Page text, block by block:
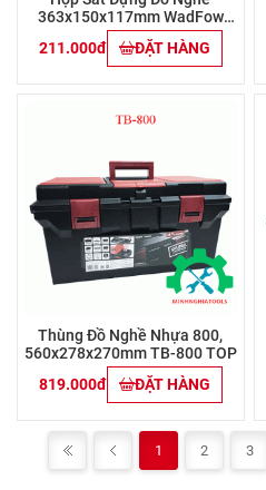
363x150x117mm WadFow
WTB8A11
211.000đ ĐẶT HÀNG
Thùng Đồ Nghề Nhựa 800,
560x278x270mm TB-800 TOP
819.000đ
ĐẶT HÀNG
1 2 3